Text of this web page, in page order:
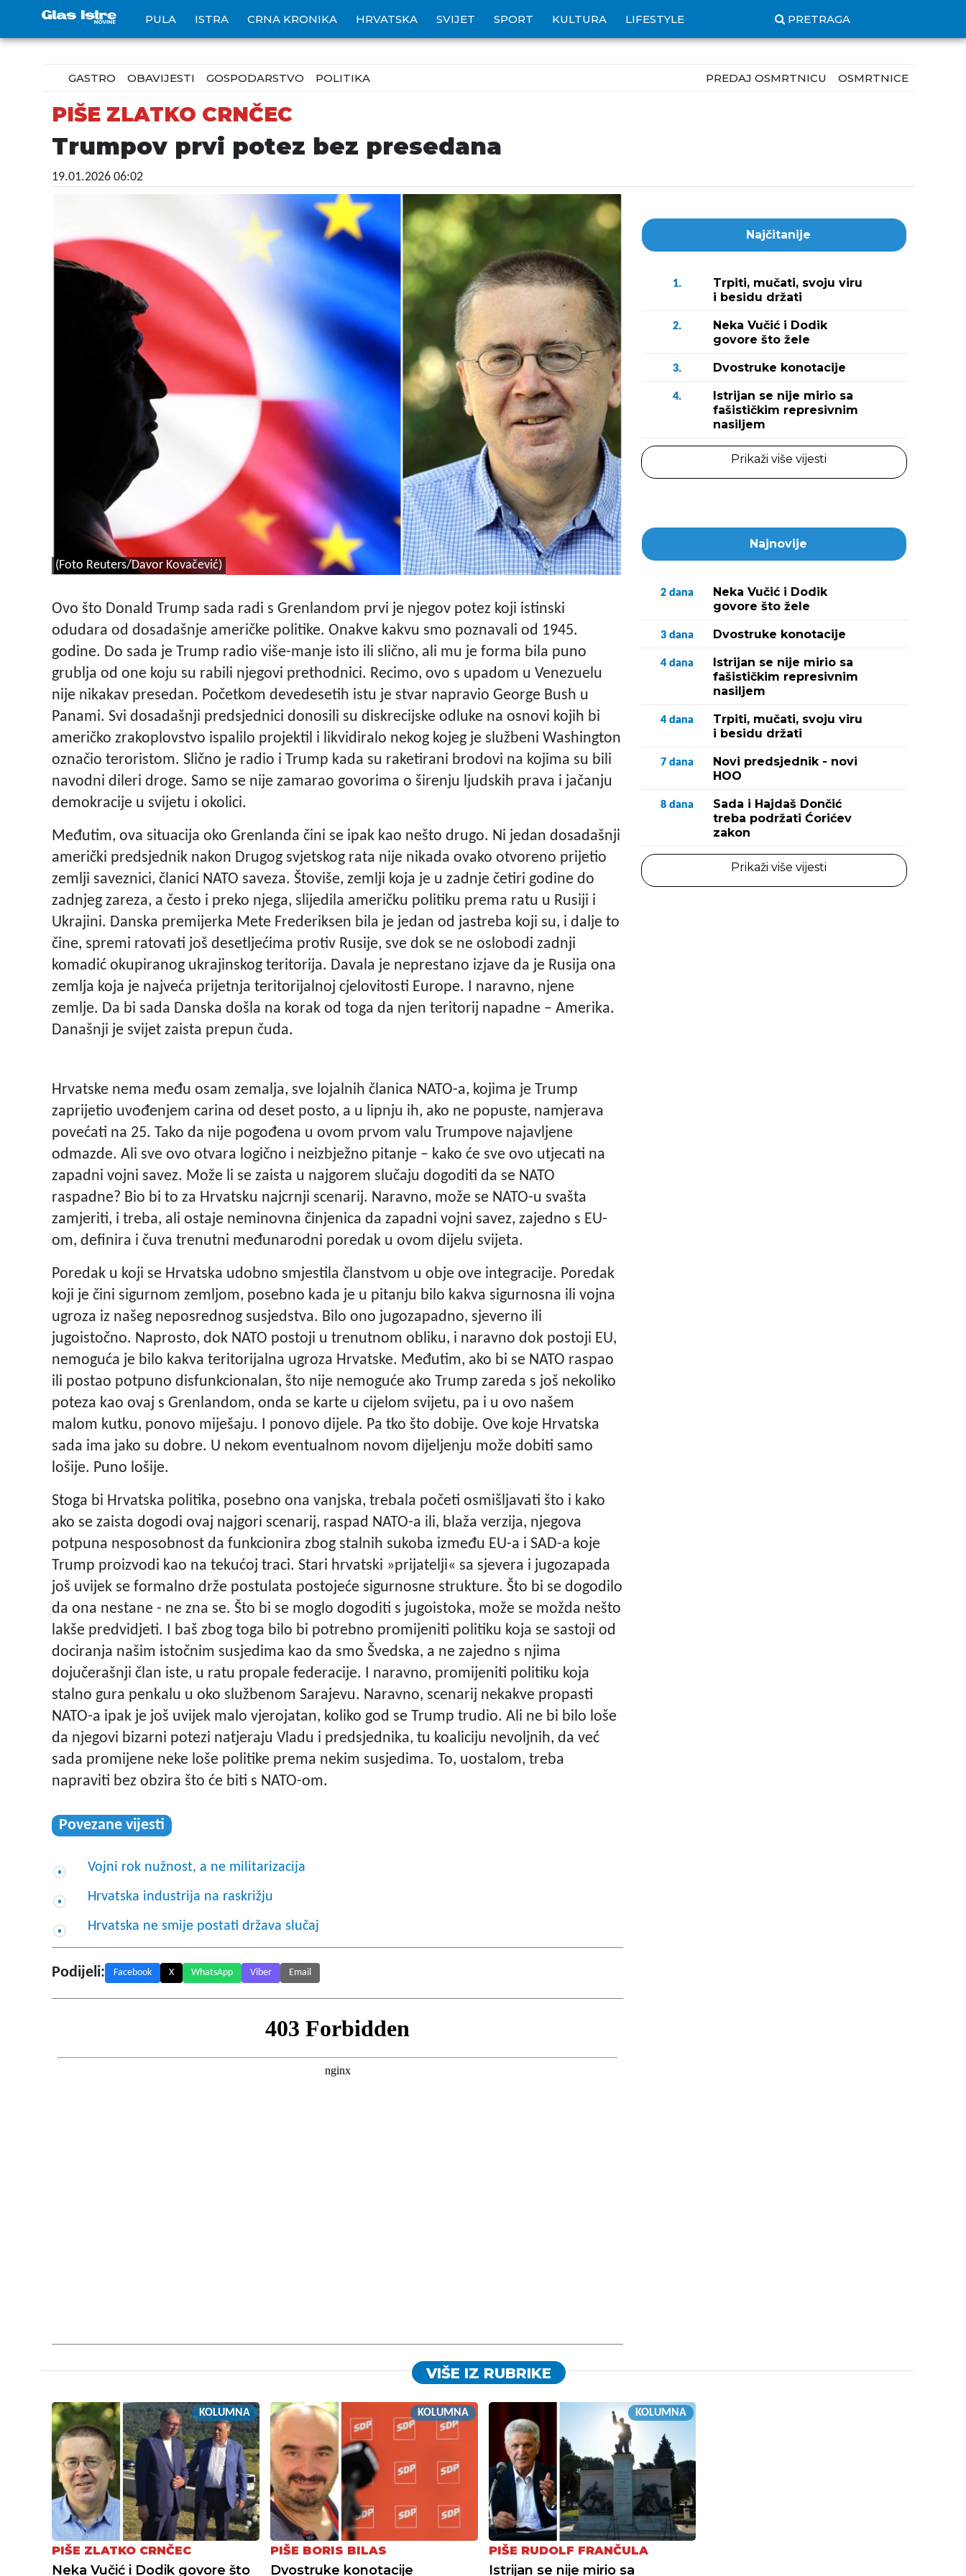
PULA ISTRA CRNA KRONIKA HRVATSKA SVIJET SPORT KULTURA LIFESTYLE PRETRAGA
GASTRO OBAVIJESTI GOSPODARSTVO POLITIKA PREDAJ OSMRTNICU OSMRTNICE
PIŠE ZLATKO CRNČEC
Trumpov prvi potez bez presedana
19.01.2026 06:02
(Foto Reuters/Davor Kovačević)
Ovo što Donald Trump sada radi s Grenlandom prvi je njegov potez koji istinski
odudara od dosadašnje američke politike. Onakve kakvu smo poznavali od 1945.
godine. Do sada je Trump radio više-manje isto ili slično, ali mu je forma bila puno
grublja od one koju su rabili njegovi prethodnici. Recimo, ovo s upadom u Venezuelu
nije nikakav presedan. Početkom devedesetih istu je stvar napravio George Bush u
Panami. Svi dosadašnji predsjednici donosili su diskrecijske odluke na osnovi kojih bi
američko zrakoplovstvo ispalilo projektil i likvidiralo nekog kojeg je službeni Washington
označio teroristom. Slično je radio i Trump kada su raketirani brodovi na kojima su bili
navodni dileri droge. Samo se nije zamarao govorima o širenju ljudskih prava i jačanju
demokracije u svijetu i okolici.
Međutim, ova situacija oko Grenlanda čini se ipak kao nešto drugo. Ni jedan dosadašnji
američki predsjednik nakon Drugog svjetskog rata nije nikada ovako otvoreno prijetio
zemlji saveznici, članici NATO saveza. Štoviše, zemlji koja je u zadnje četiri godine do
zadnjeg zareza, a često i preko njega, slijedila američku politiku prema ratu u Rusiji i
Ukrajini. Danska premijerka Mete Frederiksen bila je jedan od jastreba koji su, i dalje to
čine, spremi ratovati još desetljećima protiv Rusije, sve dok se ne oslobodi zadnji
komadić okupiranog ukrajinskog teritorija. Davala je neprestano izjave da je Rusija ona
zemlja koja je najveća prijetnja teritorijalnoj cjelovitosti Europe. I naravno, njene
zemlje. Da bi sada Danska došla na korak od toga da njen teritorij napadne – Amerika.
Današnji je svijet zaista prepun čuda.
Hrvatske nema među osam zemalja, sve lojalnih članica NATO-a, kojima je Trump
zaprijetio uvođenjem carina od deset posto, a u lipnju ih, ako ne popuste, namjerava
povećati na 25. Tako da nije pogođena u ovom prvom valu Trumpove najavljene
odmazde. Ali sve ovo otvara logično i neizbježno pitanje – kako će sve ovo utjecati na
zapadni vojni savez. Može li se zaista u najgorem slučaju dogoditi da se NATO
raspadne? Bio bi to za Hrvatsku najcrnji scenarij. Naravno, može se NATO-u svašta
zamjeriti, i treba, ali ostaje neminovna činjenica da zapadni vojni savez, zajedno s EU-
om, definira i čuva trenutni međunarodni poredak u ovom dijelu svijeta.
Poredak u koji se Hrvatska udobno smjestila članstvom u obje ove integracije. Poredak
koji je čini sigurnom zemljom, posebno kada je u pitanju bilo kakva sigurnosna ili vojna
ugroza iz našeg neposrednog susjedstva. Bilo ono jugozapadno, sjeverno ili
jugoistočno. Naprosto, dok NATO postoji u trenutnom obliku, i naravno dok postoji EU,
nemoguća je bilo kakva teritorijalna ugroza Hrvatske. Međutim, ako bi se NATO raspao
ili postao potpuno disfunkcionalan, što nije nemoguće ako Trump zareda s još nekoliko
poteza kao ovaj s Grenlandom, onda se karte u cijelom svijetu, pa i u ovo našem
malom kutku, ponovo miješaju. I ponovo dijele. Pa tko što dobije. Ove koje Hrvatska
sada ima jako su dobre. U nekom eventualnom novom dijeljenju može dobiti samo
lošije. Puno lošije.
Stoga bi Hrvatska politika, posebno ona vanjska, trebala početi osmišljavati što i kako
ako se zaista dogodi ovaj najgori scenarij, raspad NATO-a ili, blaža verzija, njegova
potpuna nesposobnost da funkcionira zbog stalnih sukoba između EU-a i SAD-a koje
Trump proizvodi kao na tekućoj traci. Stari hrvatski »prijatelji« sa sjevera i jugozapada
još uvijek se formalno drže postulata postojeće sigurnosne strukture. Što bi se dogodilo
da ona nestane - ne zna se. Što bi se moglo dogoditi s jugoistoka, može se možda nešto
lakše predvidjeti. I baš zbog toga bilo bi potrebno promijeniti politiku koja se sastoji od
dociranja našim istočnim susjedima kao da smo Švedska, a ne zajedno s njima
dojučerašnji član iste, u ratu propale federacije. I naravno, promijeniti politiku koja
stalno gura penkalu u oko službenom Sarajevu. Naravno, scenarij nekakve propasti
NATO-a ipak je još uvijek malo vjerojatan, koliko god se Trump trudio. Ali ne bi bilo loše
da njegovi bizarni potezi natjeraju Vladu i predsjednika, tu koaliciju nevoljnih, da već
sada promijene neke loše politike prema nekim susjedima. To, uostalom, treba
napraviti bez obzira što će biti s NATO-om.
Povezane vijesti
Vojni rok nužnost, a ne militarizacija
Hrvatska industrija na raskrižju
Hrvatska ne smije postati država slučaj
Podijeli: Facebook X WhatsApp Viber Email
Najčitanije
1.
Trpiti, mučati, svoju viru
i besidu držati
2.
Neka Vučić i Dodik
govore što žele
3. Dvostruke konotacije
4.
Istrijan se nije mirio sa
fašističkim represivnim
nasiljem
Prikaži više vijesti
Najnovije
2 dana
Neka Vučić i Dodik
govore što žele
3 dana Dvostruke konotacije
4 dana
Istrijan se nije mirio sa
fašističkim represivnim
nasiljem
4 dana
Trpiti, mučati, svoju viru
i besidu držati
7 dana
Novi predsjednik - novi
HOO
8 dana
Sada i Hajdaš Dončić
treba podržati Ćorićev
zakon
Prikaži više vijesti
VIŠE IZ RUBRIKE
KOLUMNA
PIŠE ZLATKO CRNČEC
Neka Vučić i Dodik govore što
KOLUMNA
PIŠE BORIS BILAS
Dvostruke konotacije
KOLUMNA
PIŠE RUDOLF FRANČULA
Istrijan se nije mirio sa